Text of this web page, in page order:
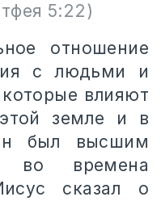
5:22)
отношение
с людьми и
влияют
земле и в
был высшим
во времена
сказал о